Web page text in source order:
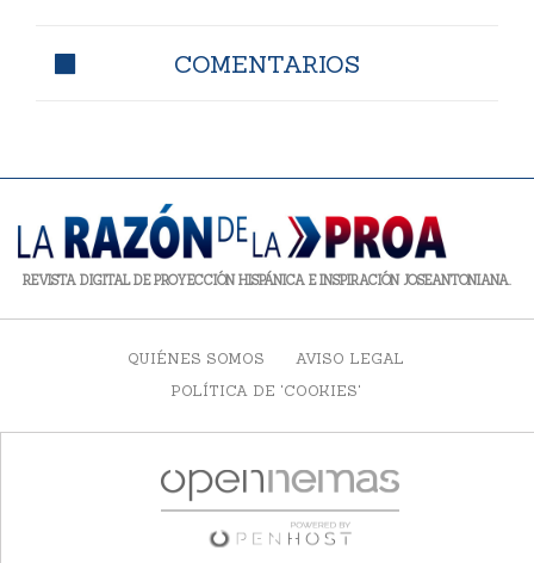
COMENTARIOS
REVISTA DIGITAL DE PROYECCIÓN HISPÁNICA E INSPIRACIÓN JOSEANTONIANA.
QUIÉNES SOMOS
AVISO LEGAL
POLÍTICA DE 'COOKIES'